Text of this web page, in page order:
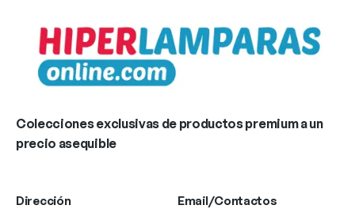
Colecciones exclusivas de productos premium a un
precio asequible
Dirección Email/Contactos